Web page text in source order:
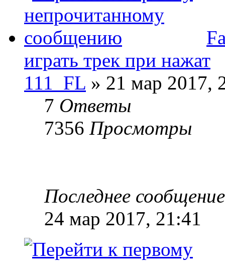
играть трек при нажат
111_FL » 21 мар 2017,
7 Ответы
7356 Просмотры
Последнее
24 мар 2017, 21:41